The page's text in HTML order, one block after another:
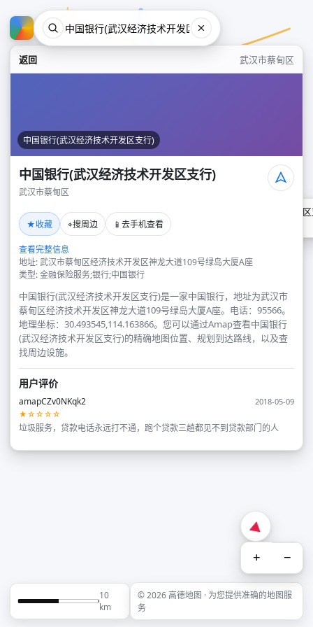
返回 武汉市蔡甸区
中国银行(武汉经济技术开发区支行)
中国银行(武汉经济技术开发区支行)
武汉市蔡甸区
★收藏 ⌖搜周边 📱 去手机查看
查看完整信息
地址: 武汉市蔡甸区经济技术开发区神龙大道109号绿岛大厦A座
类型: 金融保险服务;银行;中国银行
中国银行(武汉经济技术开发区支行)是一家中国银行，地址为武汉市
蔡甸区经济技术开发区神龙大道109号绿岛大厦A座。电话：95566。
地理坐标：30.493545,114.163866。您可以通过Amap查看中国银行
(武汉经济技术开发区支行)的精确地图位置、规划到达路线，以及查
找周边设施。
用户评价
amapCZv0NKqk2
2018-05-09
★☆☆☆☆
垃圾服务，贷款电话永远打不通，跑个贷款三趟都见不到贷款部门的人
中国银行(武汉经济技术开发
+ −
10
km
© 2026 高德地图 · 为您提供准确的地图服
务